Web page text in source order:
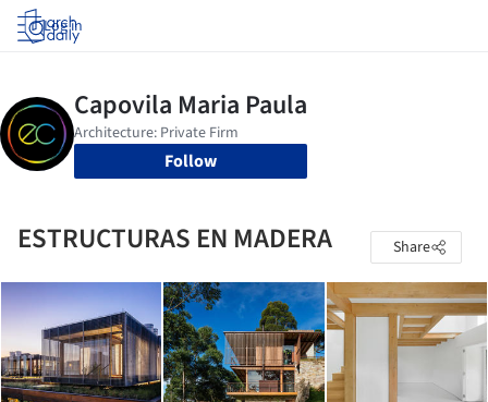
Log in
Follow
ESTRUCTURAS EN MADERA Share